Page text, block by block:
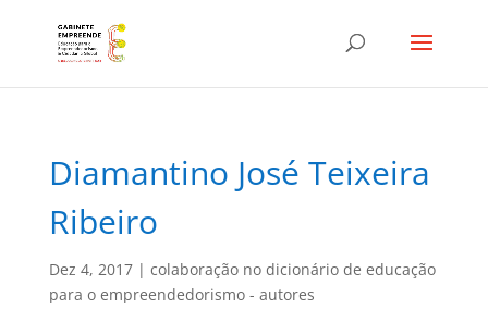
Diamantino José Teixeira
Ribeiro
Dez 4, 2017| colaboração no dicionário de educação
para o empreendedorismo - autores